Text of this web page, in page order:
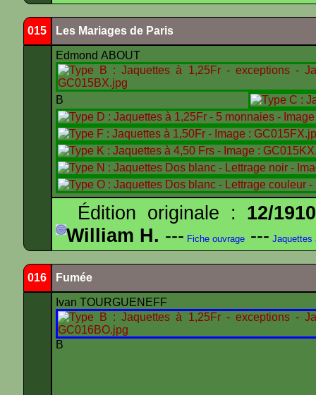
015 Les Mariages de Paris
Edmond ABOUT
B
Édition originale : 12/1910
William H. --- Fiche ouvrage --- Jaquettes
016 Fumée
Ivan TOURGUENEFF
B